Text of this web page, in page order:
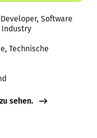
Software
Industry
Technische
sehen.